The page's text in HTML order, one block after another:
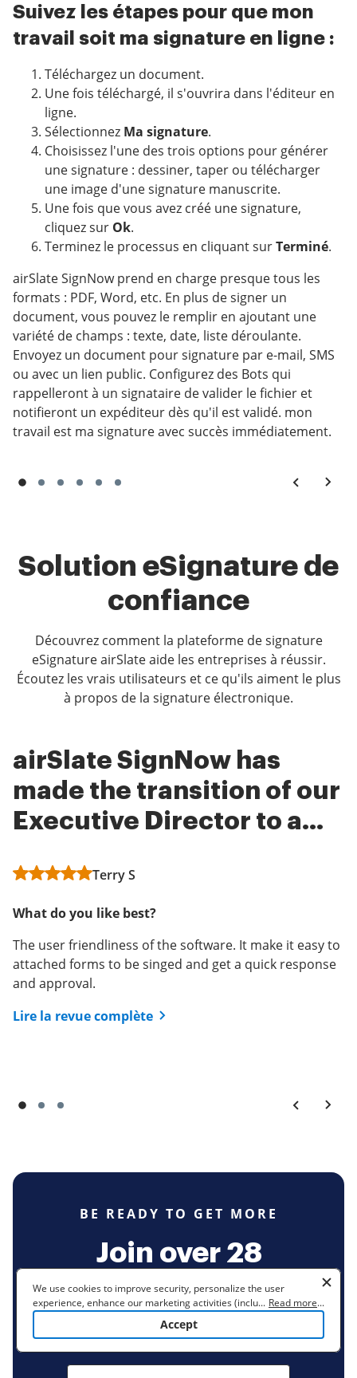
Suivez les étapes pour que mon
travail soit ma signature en ligne :
Téléchargez un document.
Une fois téléchargé, il s'ouvrira dans l'éditeur en
ligne.
Sélectionnez Ma signature.
Choisissez l'une des trois options pour générer
une signature : dessiner, taper ou télécharger
une image d'une signature manuscrite.
Une fois que vous avez créé une signature,
cliquez sur Ok.
Terminez le processus en cliquant surTerminé.
airSlate SignNow prend en charge presque tous les
formats : PDF, Word, etc. En plus de signer un
document, vous pouvez le remplir en ajoutant une
variété de champs : texte, date, liste déroulante.
Envoyez un document pour signature par e-mail, SMS
ou avec un lien public. Configurez des Bots qui
rappelleront à un signataire de valider le fichier et
notifieront un expéditeur dès qu'il est validé. mon
travail est ma signature avec succès immédiatement.
Solution eSignature de
confiance
Découvrez comment la plateforme de signature
eSignature airSlate aide les entreprises à réussir.
Écoutez les vrais utilisateurs et ce qu'ils aiment le plus
à propos de la signature électronique.
airSlate SignNow has
made the transition of our
Executive Director to a
Terry S
What do you like best?
The user friendliness of the software. It make it easy to
attached forms to be singed and get a quick response
and approval.
Lire la revue complète
I couldn't imagine my
business without airSlate
SignNow.
Matt Mazur
What do you like best?
The platform is extremely easy to use and saves time
for our business.
Lire la revue complète
Easiest thing everrr
Anonymous
it makes things so much better easier.
This software makes it super easy to sign agreements,
documents, or confidential papers over email due to
the social distancing.
Lire la revue complète
BE READY TO GET MORE
Join over 28
million airSlate
SignNow users
We use cookies to improve security, personalize the user
experience, enhance our marketing activities (including
cooperating with our 3rd party partners) and for other business
to learn more. By clicking "Accept"
... Read more...
Accept